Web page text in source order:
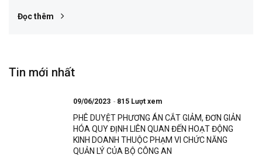
Đọc thêm
Tin mới nhất
09/06/2023 815 Lượt xem
PHÊ DUYỆT PHƯƠNG ÁN CẮT GIẢM, ĐƠN GIẢN
HÓA QUY ĐỊNH LIÊN QUAN ĐẾN HOẠT ĐỘNG
KINH DOANH THUỘC PHẠM VI CHỨC NĂNG
QUẢN LÝ CỦA BỘ CÔNG AN